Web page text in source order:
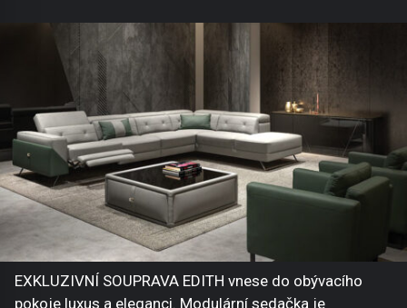
EXKLUZIVNÍ SOUPRAVA EDITH vnese do obývacího
pokoje luxus a eleganci. Modulární sedačka je